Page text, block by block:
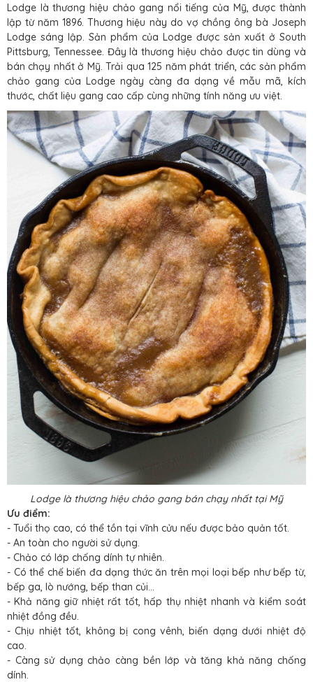
Lodge là thương hiệu chảo gang nổi tiếng của Mỹ, được thành
lập từ năm 1896. Thương hiệu này do vợ chồng ông bà Joseph
Lodge sáng lập. Sản phẩm của Lodge được sản xuất ở South
Pittsburg, Tennessee. Đây là thương hiệu chảo được tin dùng và
bán chạy nhất ở Mỹ. Trải qua 125 năm phát triển, các sản phẩm
chảo gang của Lodge ngày càng đa dạng về mẫu mã, kích
thước, chất liệu gang cao cấp cùng những tính năng ưu việt.
Lodge là thương hiệu chảo gang bán chạy nhất tại Mỹ
Ưu điểm:
- Tuổi thọ cao, có thể tồn tại vĩnh cửu nếu được bảo quản tốt.
- An toàn cho người sử dụng.
- Chảo có lớp chống dính tự nhiên.
- Có thể chế biến đa dạng thức ăn trên mọi loại bếp như bếp từ,
bếp ga, lò nướng, bếp than củi…
- Khả năng giữ nhiệt rất tốt, hấp thụ nhiệt nhanh và kiểm soát
nhiệt đồng đều.
- Chịu nhiệt tốt, không bị cong vênh, biến dạng dưới nhiệt độ
cao.
- Càng sử dụng chảo càng bền lớp và tăng khả năng chống
dính.